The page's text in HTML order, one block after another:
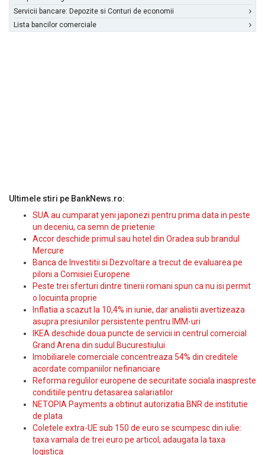
Servicii bancare: Depozite si Conturi de economii
Lista bancilor comerciale
Ultimele stiri pe BankNews.ro:
SUA au cumparat yeni japonezi pentru prima data in peste
un deceniu, ca semn de prietenie
Accor deschide primul sau hotel din Oradea sub brandul
Mercure
Banca de Investitii si Dezvoltare a trecut de evaluarea pe
piloni a Comisiei Europene
Peste trei sferturi dintre tinerii romani spun ca nu isi permit
o locuinta proprie
Inflatia a scazut la 10,4% in iunie, dar analistii avertizeaza
asupra presiunilor persistente pentru IMM-uri
IKEA deschide doua puncte de servicii in centrul comercial
Grand Arena din sudul Bucurestiului
Imobiliarele comerciale concentreaza 54% din creditele
acordate companiilor nefinanciare
Reforma regulilor europene de securitate sociala inaspreste
conditiile pentru detasarea salariatilor
NETOPIA Payments a obtinut autorizatia BNR de institutie
de plata
Coletele extra-UE sub 150 de euro se scumpesc din iulie:
taxa vamala de trei euro pe articol, adaugata la taxa
logistica